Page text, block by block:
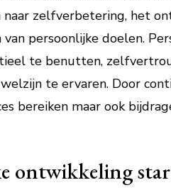
zelfverbetering, het
persoonlijke doelen.
te benutten,
te ervaren. Door
bereiken maar ook
ontwikkeling